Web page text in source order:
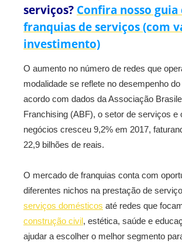
serviços? Confira nosso guia
franquias de serviços (com
investimento)
O aumento no número de redes que
modalidade se reflete no desempenho
acordo com dados da Associação
Franchising (ABF), o setor de serviços e
negócios cresceu 9,2% em 2017,
22,9 bilhões de reais.
O mercado de franquias conta com
diferentes nichos na prestação de
serviços domésticos até redes que
construção civil , estética, saúde e
ajudar a escolher o melhor segmento